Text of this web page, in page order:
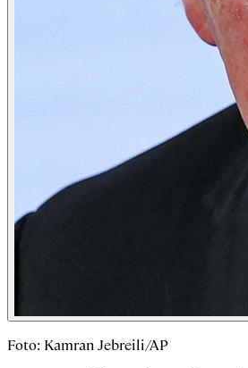
Foto: Kamran Jebreili/AP